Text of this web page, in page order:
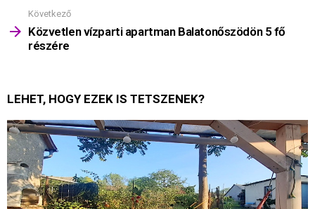
Következő
Közvetlen vízparti apartman Balatonőszödön 5 fő
részére
LEHET, HOGY EZEK IS TETSZENEK?